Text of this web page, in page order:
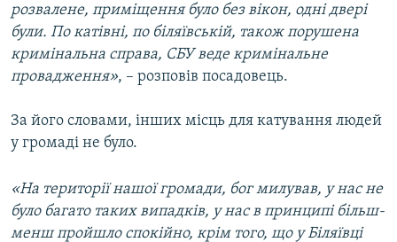
розвалене, приміщення було без вікон, одні двері
були. По катівні, по біляївській, також порушена
кримінальна справа, СБУ веде кримінальне
провадження», – розповів посадовець.
За його словами, інших місць для катування людей
у громаді не було.
«На території нашої громади, бог милував, у нас не
було багато таких випадків, у нас в принципі більш-
менш пройшло спокійно, крім того, що у Біляївці